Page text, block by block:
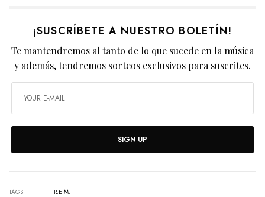
¡SUSCRÍBETE A NUESTRO BOLETÍN!
Te mantendremos al tanto de lo que sucede en la música
y además, tendremos sorteos exclusivos para suscrites.
SIGN UP
TAGS R.E.M.